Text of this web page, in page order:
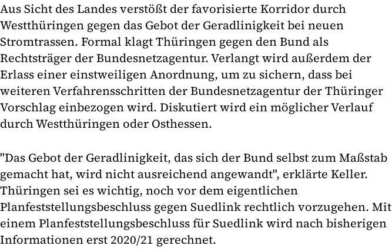
Aus Sicht des Landes verstößt der favorisierte Korridor durch
Westthüringen gegen das Gebot der Geradlinigkeit bei neuen
Stromtrassen. Formal klagt Thüringen gegen den Bund als
Rechtsträger der Bundesnetzagentur. Verlangt wird außerdem der
Erlass einer einstweiligen Anordnung, um zu sichern, dass bei
weiteren Verfahrensschritten der Bundesnetzagentur der Thüringer
Vorschlag einbezogen wird. Diskutiert wird ein möglicher Verlauf
durch Westthüringen oder Osthessen.
"Das Gebot der Geradlinigkeit, das sich der Bund selbst zum Maßstab
gemacht hat, wird nicht ausreichend angewandt", erklärte Keller.
Thüringen sei es wichtig, noch vor dem eigentlichen
Planfeststellungsbeschluss gegen Suedlink rechtlich vorzugehen. Mit
einem Planfeststellungsbeschluss für Suedlink wird nach bisherigen
Informationen erst 2020/21 gerechnet.